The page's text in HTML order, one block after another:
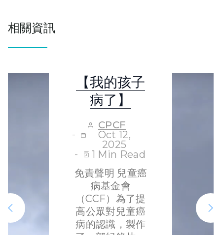
相關資訊
1 Min Read
照顧危重病童
時，不只需要時
常凖備好應變各
種症狀的出現，
又需學習不同維
生儀器的操作，
照顧者的壓力絕
對不少。 紓緩服
務的介入，幫助
病童延緩病情惡
化，亦照顧病童
【我的孩子
病了】
CPCF
Oct 12,
2025
1 Min Read
免責聲明 兒童癌
病基金會
（CCF）為了提
高公眾對兒童癌
病的認識，製作
多媒體藝廊
完整重溫：
「童言無忌
話說生死」
網上直播座
談會